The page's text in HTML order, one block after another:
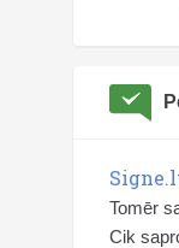
Tomēr
Cik